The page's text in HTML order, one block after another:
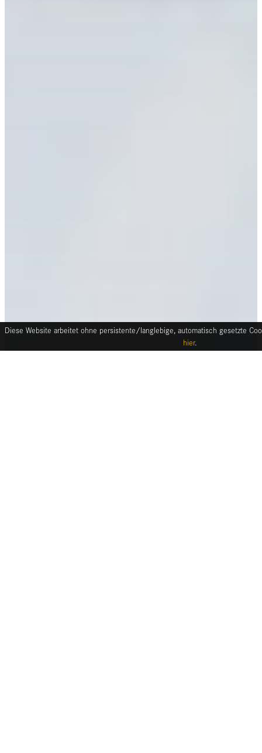
Diese Website arbeitet ohne persistente/langlebige, automatisch gesetzte
hier.